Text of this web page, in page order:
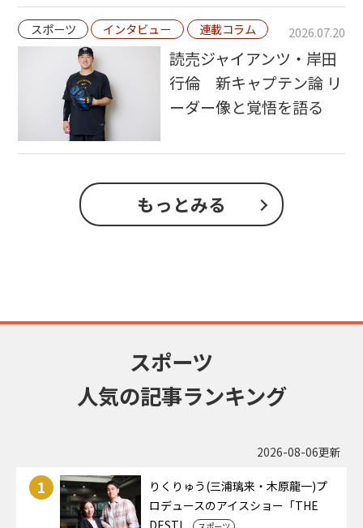
スポーツ インタビュー 連載コラム 2026.07.20
読売ジャイアンツ・岸田
行倫 新キャプテン論 リ
ーダー像と覚悟を語る
もっとみる
スポーツ
人気の記事ランキング
2026-08-06更新
1
りくりゅう(三浦璃来・木原龍一)プ
ロデュースのアイスショー「THE